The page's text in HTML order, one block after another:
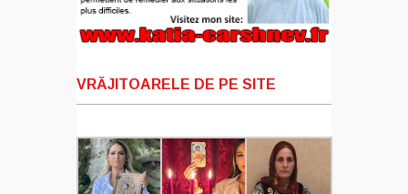
VRĂJITOARELE DE PE SITE